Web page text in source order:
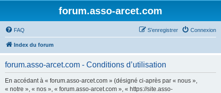
forum.asso-arcet.com
FAQ Connexion
S’enregistrer
Index du forum
forum.asso-arcet.com - Conditions d’utilisation
En accédant à « forum.asso-arcet.com » (désigné ci-après par « nous »,
« notre », « nos », « forum.asso-arcet.com », « https://site.asso-